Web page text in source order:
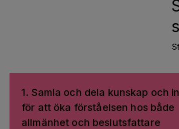
1. Samla och dela kunskap och
för att öka förståelsen hos både
allmänhet och beslutsfattare